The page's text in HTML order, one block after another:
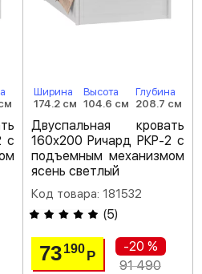
с
Ширина
174.2 см
Высота
104.6 см
Глубина
208.7 см
Двуспальная кровать
160х200 Ричард РКР-2 с
подъемным механизмом
ясень светлый
Код товара: 181532
(5)
73 190 Р
-20 %
91 490